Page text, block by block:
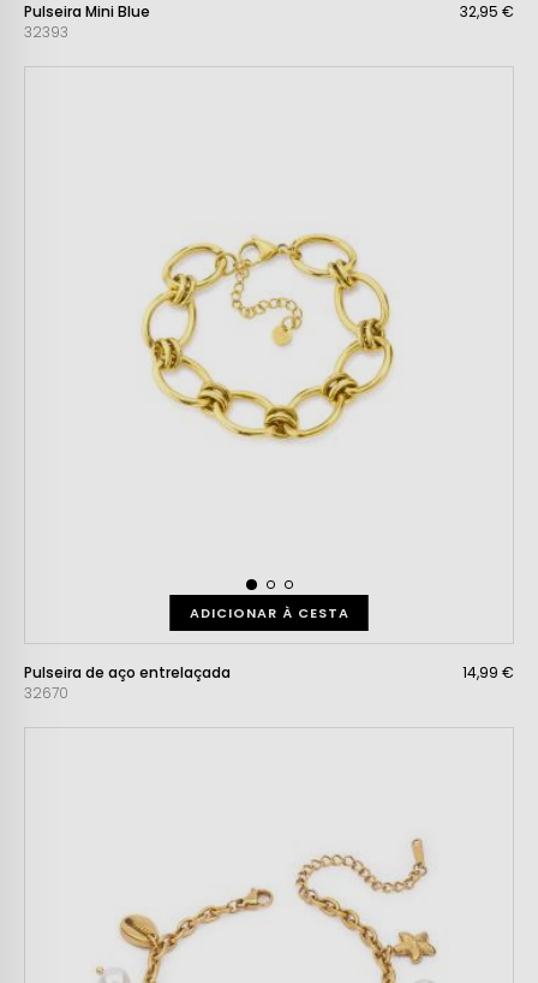
Pulseira Mini Blue
32393
32,95 €
ADICIONAR À CESTA
Pulseira de aço entrelaçada
32670
14,99 €